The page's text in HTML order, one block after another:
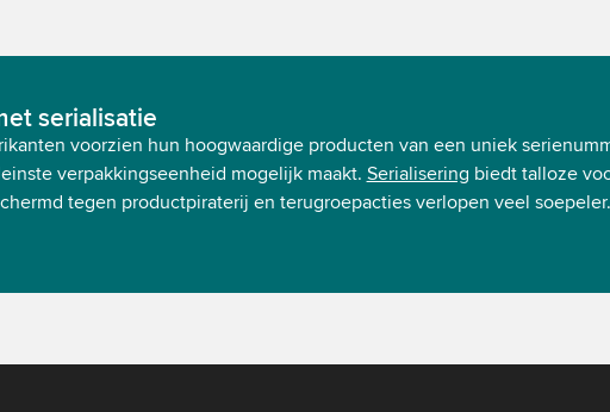
serialisatie
voorzien hun hoogwaardige producten van een uniek
verpakkingseenheid mogelijk maakt. Serialisering biedt talloze
tegen productpiraterij en terugroepacties verlopen veel